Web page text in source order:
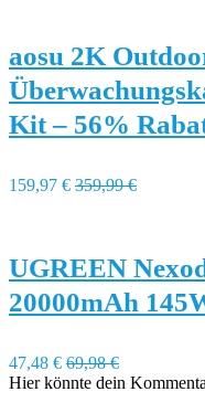
aosu 2K
Kit – 56%
159,97 € 359,99 €
UGREEN
20000mAh
47,48 € 69,98 €
Hier könnte dein